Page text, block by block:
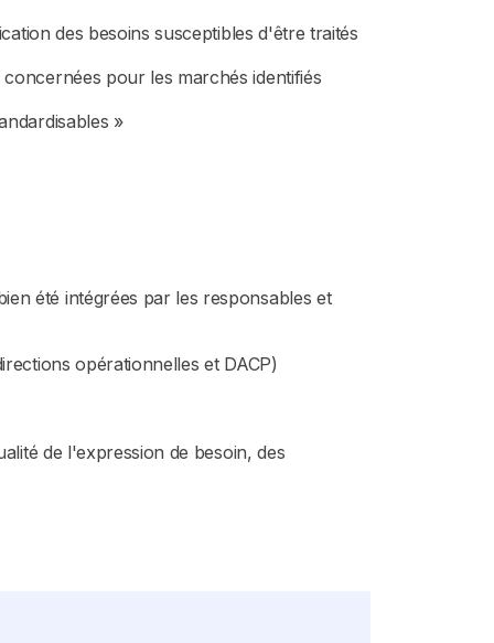
des besoins susceptibles d'être traités
pour les marchés identifiés
»
été intégrées par les responsables et
opérationnelles et DACP)
de l'expression de besoin, des